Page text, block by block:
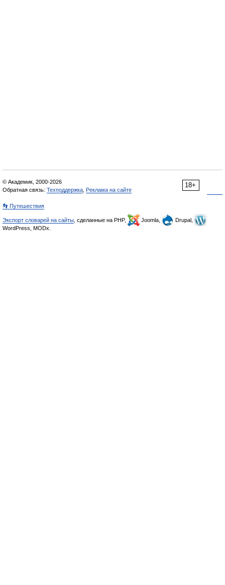
18+
© Академик, 2000-2026
Обратная связь: Техподдержка Реклама на сайте
👣 Путешествия
Экспорт словарей на сайты , сделанные на PHP, Joomla,
Drupal,
WordPress, MODx.